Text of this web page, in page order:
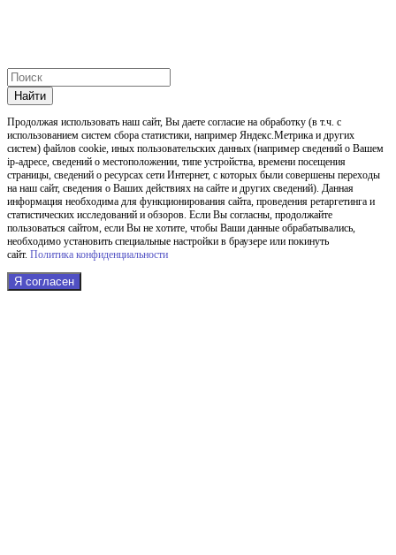
Найти
Продолжая использовать наш cайт, Вы даете согласие на обработку (в т.ч. с
использованием систем сбора статистики, например Яндекс.Метрика и других
систем) файлов cookie, иных пользовательских данных (например сведений о Вашем
ip-адресе, сведений о местоположении, типе устройства, времени посещения
страницы, сведений о ресурсах сети Интернет, с которых были совершены переходы
на наш сайт, сведения о Ваших действиях на сайте и других сведений). Данная
информация необходима для функционирования сайта, проведения ретаргетинга и
статистических исследований и обзоров. Если Вы согласны, продолжайте
пользоваться сайтом, если Вы не хотите, чтобы Ваши данные обрабатывались,
необходимо установить специальные настройки в браузере или покинуть
сайт. Политика конфиденциальности
Я согласен